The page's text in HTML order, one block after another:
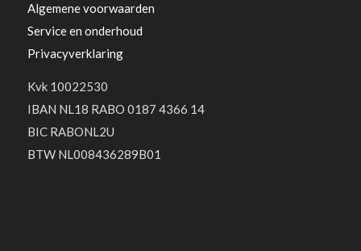
Algemene voorwaarden
Service en onderhoud
Privacyverklaring
Kvk 10022530
IBAN NL18 RABO 0187 4366 14
BIC RABONL2U
BTW NL008436289B01